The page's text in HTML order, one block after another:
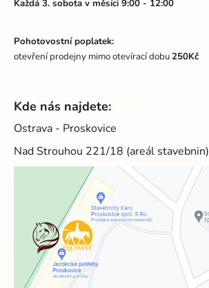
Každá 3. sobota v měsíci 9:00 - 12:00
Pohotovostní poplatek:
otevření prodejny mimo otevírací dobu250Kč
Kde nás najdete:
Ostrava - Proskovice
Nad Strouhou 221/18 (areál stavebnin)